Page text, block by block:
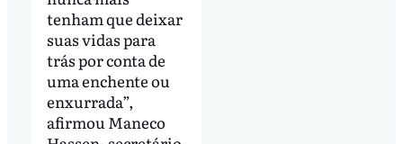
tenham que deixar
suas vidas para
trás por conta de
uma enchente ou
enxurrada”,
afirmou Maneco